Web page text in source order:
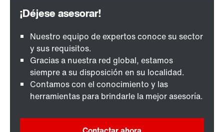
Nuestro equipo de expertos conoce su sector
y sus requisitos.
Gracias a nuestra red global, estamos
siempre a su disposición en su localidad.
Contamos con el conocimiento y las
herramientas para brindarle la mejor asesoría.